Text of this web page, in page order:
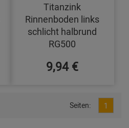
Titanzink
Rinnenboden links
schlicht halbrund
RG500
9,94 €
Seiten: 1